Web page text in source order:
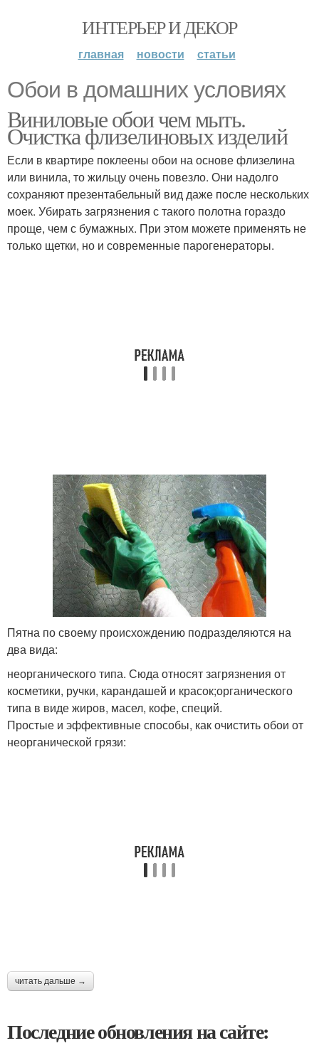
ИНТЕРЬЕР И ДЕКОР
главная новости статьи
Обои в домашних условиях
Виниловые обои чем мыть.
Очистка флизелиновых изделий
Если в квартире поклеены обои на основе флизелина
или винила, то жильцу очень повезло. Они надолго
сохраняют презентабельный вид даже после нескольких
моек. Убирать загрязнения с такого полотна гораздо
проще, чем с бумажных. При этом можете применять не
только щетки, но и современные парогенераторы.
Пятна по своему происхождению подразделяются на
два вида:
неорганического типа. Сюда относят загрязнения от
косметики, ручки, карандашей и красок;органического
типа в виде жиров, масел, кофе, специй.
Простые и эффективные способы, как очистить обои от
неорганической грязи:
читать дальше →
Последние обновления на сайте: